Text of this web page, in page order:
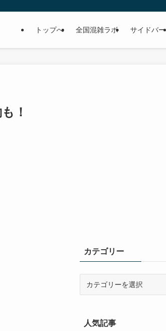
。ぜひ、参考にして下さい。
トップへ 全国混雑ラボ サイドバー
！
カテゴリー
ー人気記事